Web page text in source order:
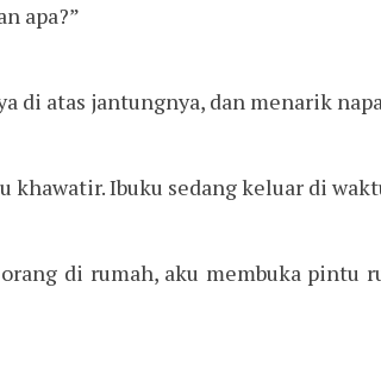
apa?”
di atas jantungnya, dan menarik
khawatir. Ibuku sedang keluar di
di rumah, aku membuka pintu